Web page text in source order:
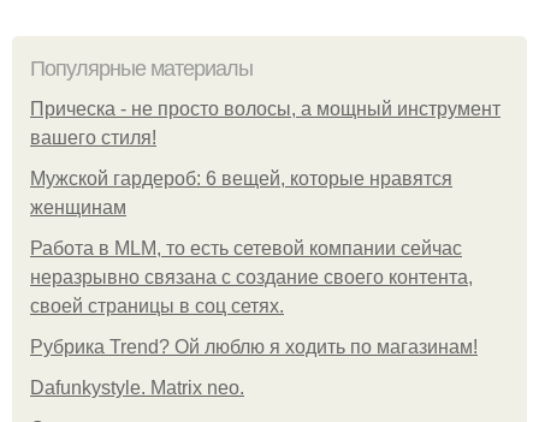
Популярные материалы
Прическа - не просто волосы, а мощный инструмент
вашего стиля!
Мужской гардероб: 6 вещей, которые нравятся
женщинам
Работа в MLM, то есть сетевой компании сейчас
неразрывно связана с создание своего контента,
своей страницы в соц сетях.
Рубрика Trend? Ой люблю я ходить по магазинам!
Dafunkystyle. Matrix neo.